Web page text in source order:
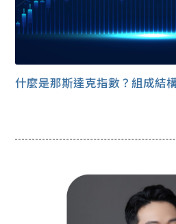
什麼是那斯達克指數？組成結